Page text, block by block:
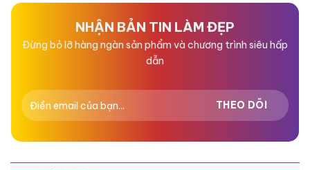
NHẬN BẢN TIN LÀM ĐẸP
Đừng bỏ lỡ hàng ngàn sản phẩm và chương trình siêu hấp
dẫn